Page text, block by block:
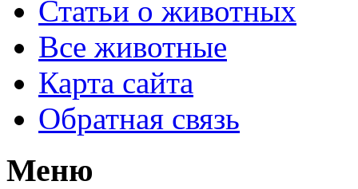
Статьи о животных
Все животные
Карта сайта
Обратная связь
Меню